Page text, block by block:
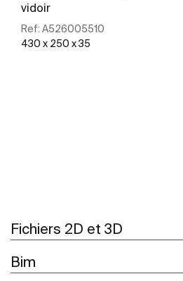
vidoir
Ref: A526005510
430 x 250 x 35
Fichiers 2D et 3D
Bim